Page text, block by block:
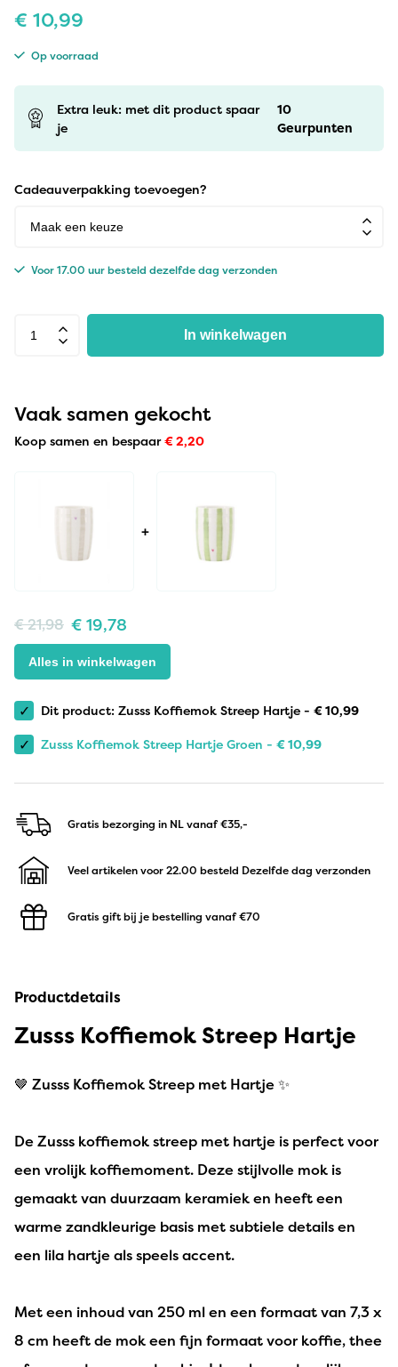
€ 10,99
Op voorraad
Extra leuk: met dit product spaar
je
10
Geurpunten
Cadeauverpakking toevoegen?
Voor 17.00 uur besteld dezelfde dag verzonden
In winkelwagen
Vaak samen gekocht
Koop samen en bespaar€2,20
+
€21,98 € 19,78
Alles in winkelwagen
✓ Dit product: Zusss Koffiemok Streep Hartje - €10,99
✓ Zusss Koffiemok Streep Hartje Groen - €10,99
Gratis bezorging in NLvanaf €35,-
Veel artikelen voor 22.00 besteld Dezelfde dag verzonden
Gratis gift bij je bestelling vanaf €70
Productdetails
Zusss Koffiemok Streep Hartje
🤎 Zusss Koffiemok Streep met Hartje ✨
De Zusss koffiemok streep met hartje is perfect voor
een vrolijk koffiemoment. Deze stijlvolle mok is
gemaakt van duurzaam keramiek en heeft een
warme zandkleurige basis met subtiele details en
een lila hartje als speels accent.
Met een inhoud van 250 ml en een formaat van 7,3 x
8 cm heeft de mok een fijn formaat voor koffie, thee